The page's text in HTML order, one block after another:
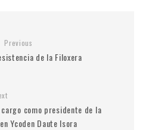
Previous
de la Filoxera
cargo como presidente de la
Ycoden Daute Isora